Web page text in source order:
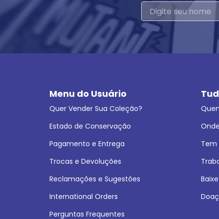
Menu do Usuário
Quer Vender Sua Coleção?
Estado de Conservação
Pagamento e Entrega
Trocas e Devoluções
Reclamações e Sugestões
International Orders
Perguntas Frequentes
Tem